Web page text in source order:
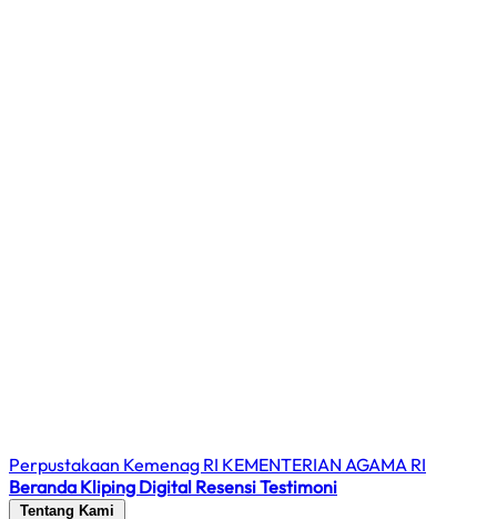
Perpustakaan Kemenag RI KEMENTERIAN AGAMA RI
Beranda Kliping Digital ResensiTestimoni
Tentang Kami